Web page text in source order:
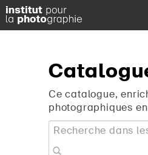
Ce catalogue,
photographiques